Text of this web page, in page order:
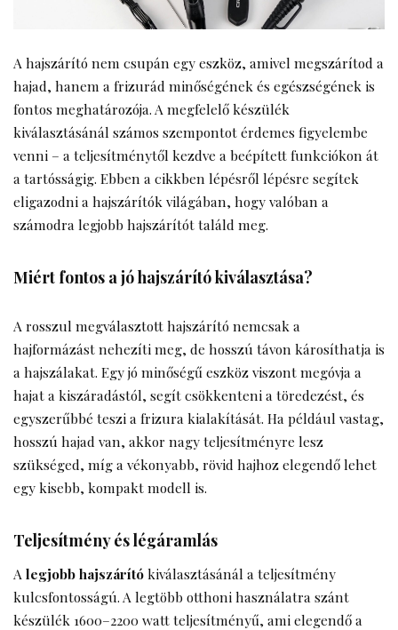
A hajszárító nem csupán egy eszköz, amivel megszárítod a
hajad, hanem a frizurád minőségének és egészségének is
fontos meghatározója. A megfelelő készülék
kiválasztásánál számos szempontot érdemes figyelembe
venni – a teljesítménytől kezdve a beépített funkciókon át
a tartósságig. Ebben a cikkben lépésről lépésre segítek
eligazodni a hajszárítók világában, hogy valóban a
számodra legjobb hajszárítót találd meg.
Miért fontos a jó hajszárító kiválasztása?
A rosszul megválasztott hajszárító nemcsak a
hajformázást nehezíti meg, de hosszú távon károsíthatja is
a hajszálakat. Egy jó minőségű eszköz viszont megóvja a
hajat a kiszáradástól, segít csökkenteni a töredezést, és
egyszerűbbé teszi a frizura kialakítását. Ha például vastag,
hosszú hajad van, akkor nagy teljesítményre lesz
szükséged, míg a vékonyabb, rövid hajhoz elegendő lehet
egy kisebb, kompakt modell is.
Teljesítmény és légáramlás
A legjobb hajszárítókiválasztásánál a teljesítmény
kulcsfontosságú. A legtöbb otthoni használatra szánt
készülék 1600–2200 watt teljesítményű, ami elegendő a